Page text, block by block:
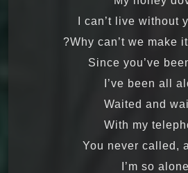
I can’t live without
Why can’t we make
Since you’ve
I’ve been all
Waited and
With my
You never called,
I’m so alone